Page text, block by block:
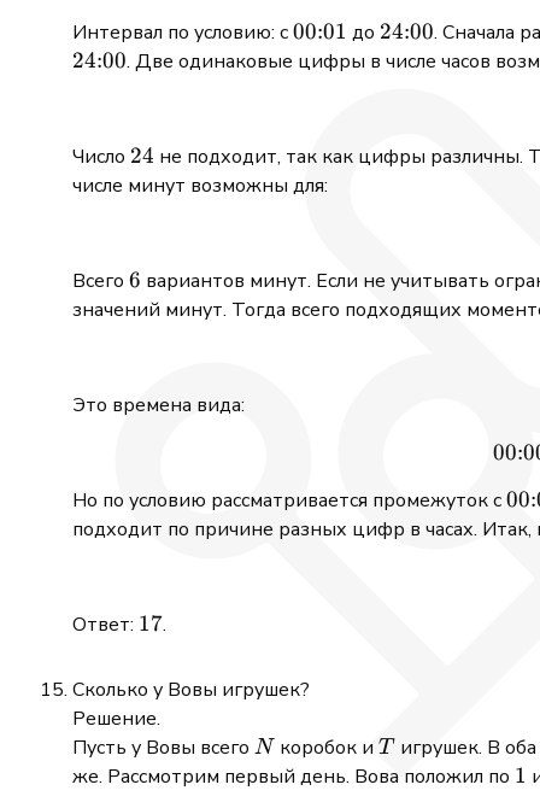
Интервал по условию: с00{:}01
00:01 до 24{:}00
24:00. Сначала
24:00. Две одинаковые цифры в числе часов
Число 24
24 не подходит, так как цифры различны.
числе минут возможны для:
Всего 6
6 вариантов минут. Если не учитывать
значений минут. Тогда всего подходящих
Это времена вида:
00:
Но по условию рассматривается промежуток с00:
подходит по причине разных цифр в часах. Итак,
Ответ: 17
17.
Сколько у Вовы игрушек?
Решение.
Пусть у Вовы всего N
N коробок иT
Tигрушек. В оба
же. Рассмотрим первый день. Вова положил по 1
1